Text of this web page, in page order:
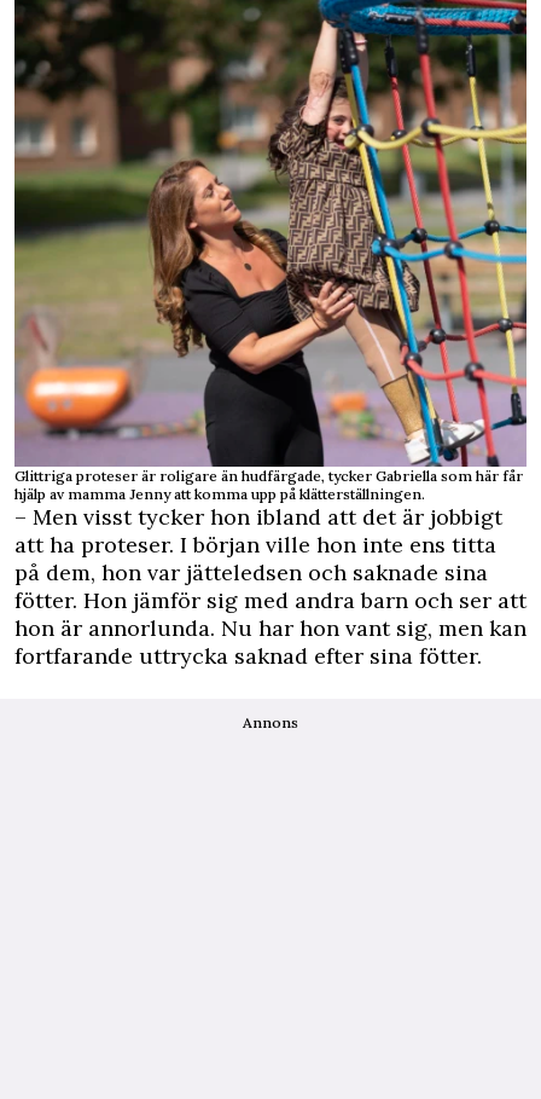
Glittriga proteser är roligare än hudfärgade, tycker Gabriella som här får
hjälp av mamma Jenny att komma upp på klätterställningen.
– Men visst tycker hon ibland att det är jobbigt
att ha proteser. I början ville hon inte ens titta
på dem, hon var jätteledsen och saknade sina
fötter. Hon jämför sig med andra barn och ser att
hon är annorlunda. Nu har hon vant sig, men kan
fortfarande uttrycka saknad efter sina fötter.
Annons